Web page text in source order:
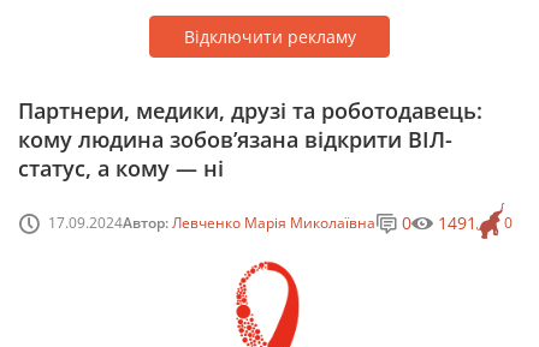
Відключити рекламу
Партнери, медики, друзі та роботодавець:
кому людина зобов’язана відкрити ВІЛ-
статус, а кому — ні
17.09.2024Автор:Левченко Марія Миколаївна 0
0 1491